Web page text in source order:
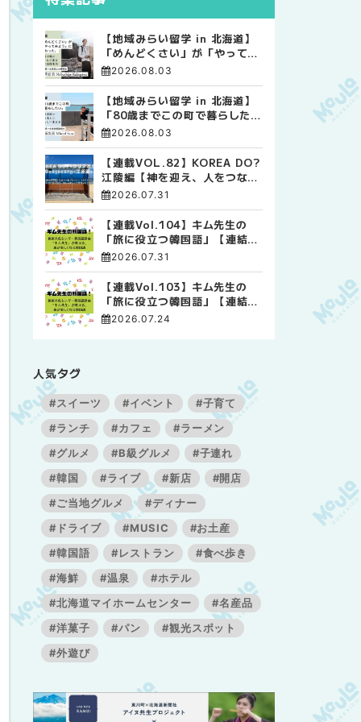
【地域みらい留学 in 北海道】
「めんどくさい」が「やってみ
よう」に変わった。 十勝の風
自由な高校生活
2026.08.03
【地域みらい留学 in 北海道】
「80歳までこの町で暮らした
い」 標津高校で踏み出した、
2026.08.03
【連載VOL.82】KOREA DO?
江陵編【神を迎え、人をつなぐ
時間 ― 江陵端午祭 】
2026.07.31
【連載Vol.104】キム先生の
「旅に役立つ韓国語」【連結語
尾について その4】
2026.07.31
【連載Vol.103】キム先生の
「旅に役立つ韓国語」【連結語
尾について その3】
2026.07.24
人気タグ
#スイーツ #イベント
#子育て
#ランチ
#カフェ
#ラーメン
#グルメ
#B級グルメ
#子連れ
#韓国
#ライブ #新店
#開店
#ご当地グルメ
#ディナー
#ドライブ
#MUSIC
#お土産
#韓国語
#レストラン
#食べ歩き
#海鮮
#温泉
#ホテル
#北海道マイホームセンター
#名産品
#洋菓子
#パン
#観光スポット
#外遊び